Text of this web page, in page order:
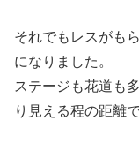
それでもレスがも
になりました。
ステージも花道も
り見える程の距離で